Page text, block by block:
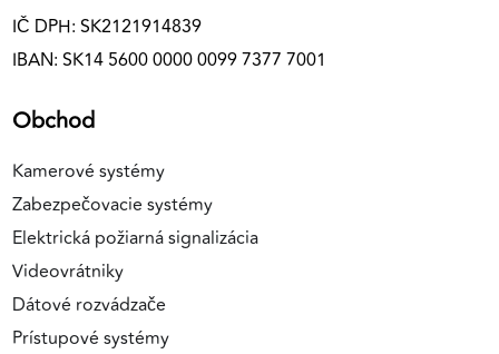
IČ DPH: SK2121914839
IBAN: SK14 5600 0000 0099 7377 7001
Obchod
Kamerové systémy
Zabezpečovacie systémy
Elektrická požiarná signalizácia
Videovrátniky
Dátové rozvádzače
Prístupové systémy